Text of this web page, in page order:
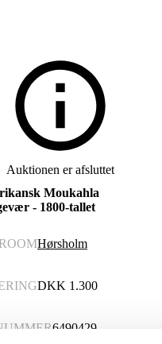
Auktionen er afsluttet
Moukahla
- 1800-tallet
Hørsholm
DKK 1.300
6490429